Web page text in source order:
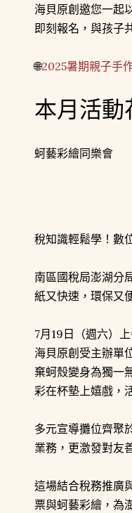
海貝原創邀您一起
即刻報名，與孩子
🌐2025暑期親子手
本月活
蚵藝彩繪同樂會
稅知識輕鬆學！數
南區國稅局澎湖分
紙又快速，環保又
7月19日（週六）
海貝原創受主辦單
棄蚵殼變身為獨一
彩在杯墊上嬉戲，
多元宣導攤位齊聚
業務，更激發對友
這場結合稅務推廣
票與蚵藝彩繪，為